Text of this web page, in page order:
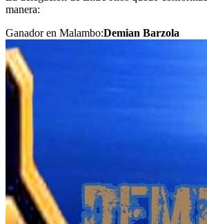
manera:
Ganador en Malambo:Demian Barzola